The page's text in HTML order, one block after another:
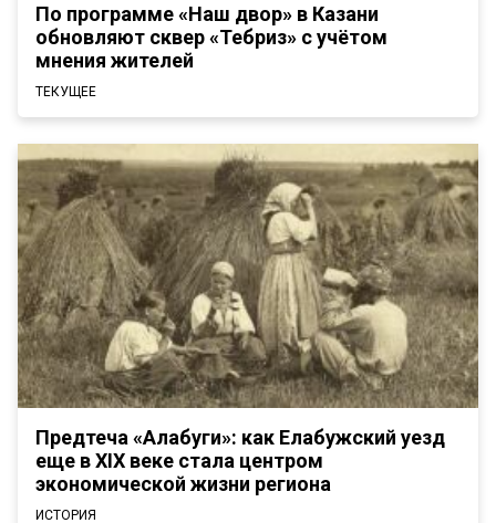
По программе «Наш двор» в Казани
обновляют сквер «Тебриз» с учётом
мнения жителей
ТЕКУЩЕЕ
Предтеча «Алабуги»: как Елабужский уезд
еще в XIX веке стала центром
экономической жизни региона
ИСТОРИЯ